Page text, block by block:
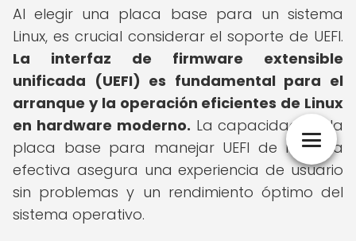
Al elegir una placa base para un sistema
Linux, es crucial considerar el soporte de UEFI.
La interfaz de firmware extensible
unificada (UEFI) es fundamental para el
arranque y la operación eficientes de Linux
en hardware moderno. La capacidad de la
placa base para manejar UEFI de manera
efectiva asegura una experiencia de usuario
sin problemas y un rendimiento óptimo del
sistema operativo.